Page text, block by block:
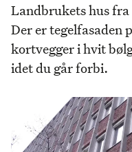
Landbrukets hus
Der er tegelfasaden
kortvegger i hvit
idet du går forbi.